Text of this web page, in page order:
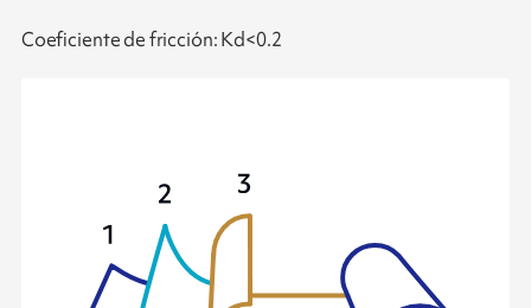
Coeficiente de fricción: Kd<0.2